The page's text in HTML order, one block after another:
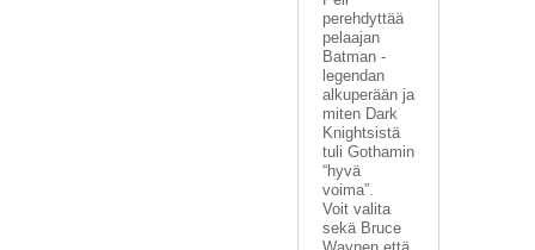
perehdyttää
pelaajan
Batman -
legendan
alkuperään ja
miten Dark
Knightsistä
tuli Gothamin
“hyvä
voima”.
Voit valita
sekä Bruce